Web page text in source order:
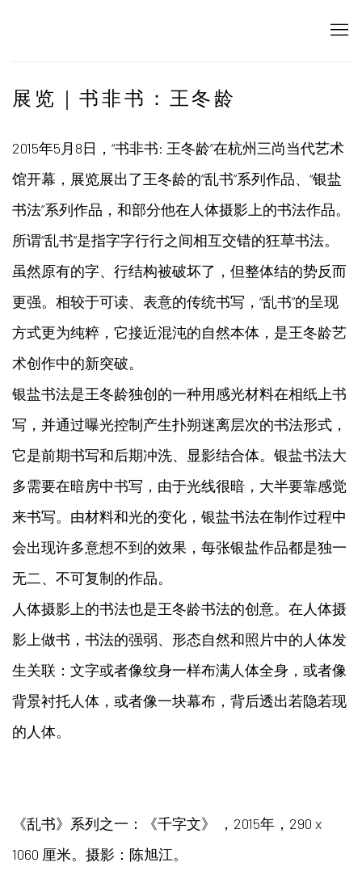
展览｜书非书：王冬龄
2015年5 月 8日，“书非书: 王冬龄”在杭州三尚当代艺术
馆开幕，展览展出了王冬龄的“乱书”系列作品、“银盐
书法”系列作品，和部分他在人体摄影上的书法作品。
所谓“乱书”是指字字行行之间相互交错的狂草书法。
虽然原有的字、行结构被破坏了，但整体结的势反而
更强。相较于可读、表意的传统书写，“乱书”的呈现
方式更为纯粹，它接近混沌的自然本体，是王冬龄艺
术创作中的新突破。
银盐书法是王冬龄独创的一种用感光材料在相纸上书
写，并通过曝光控制产生扑朔迷离层次的书法形式，
它是前期书写和后期冲洗、显影结合体。银盐书法大
多需要在暗房中书写，由于光线很暗，大半要靠感觉
来书写。由材料和光的变化，银盐书法在制作过程中
会出现许多意想不到的效果，每张银盐作品都是独一
无二、不可复制的作品。
人体摄影上的书法也是王冬龄书法的创意。在人体摄
影上做书，书法的强弱、形态自然和照片中的人体发
生关联：文字或者像纹身一样布满人体全身，或者像
背景衬托人体，或者像一块幕布，背后透出若隐若现
的人体。
《乱书》系列之一：《千字文》 ， 2015年，290 x
1060 厘米。摄影：陈旭江。